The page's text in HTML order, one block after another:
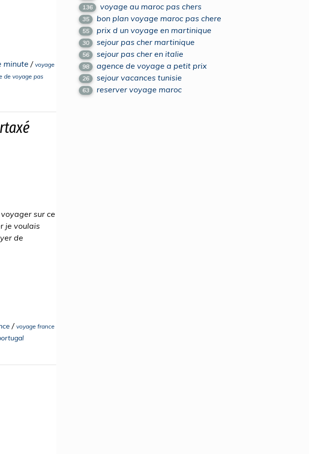
minute / voyage
de voyage pas
sur ce
je voulais
de
/ voyage france
136 voyage au maroc pas chers
35 bon plan voyage maroc pas chere
55 prix d un voyage en martinique
30 sejour pas cher martinique
56 sejour pas cher en italie
98 agence de voyage a petit prix
26 sejour vacances tunisie
63 reserver voyage maroc